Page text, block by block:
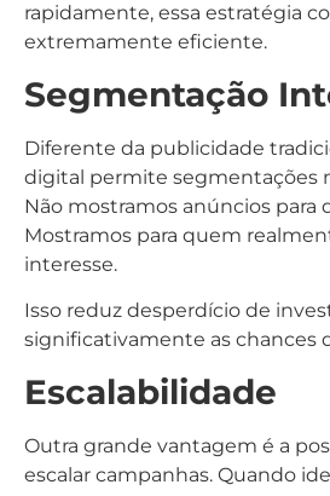
rapidamente, essa estratégia
extremamente eficiente.
Segmentação
Diferente da publicidade
digital permite segmentações
Não mostramos anúncios para
Mostramos para quem
interesse.
Isso reduz desperdício de
significativamente as chances
Escalabilidade
Outra grande vantagem é a
escalar campanhas. Quando